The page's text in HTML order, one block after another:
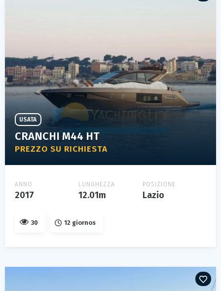
CRANCHI M44 HT
PREZZO SU RICHIESTA
USATA
ANNO
2017
LUNGHEZZA
12.01m
POSIZIONE
Lazio
30 12 giornos